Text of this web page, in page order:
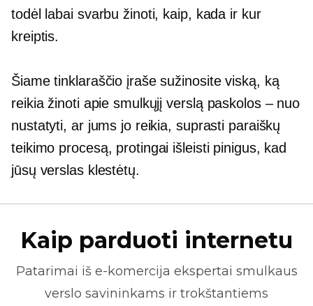
todėl labai svarbu žinoti, kaip, kada ir kur
kreiptis.
Šiame tinklaraščio įraše sužinosite viską, ką
reikia žinoti apie smulkųjį verslą paskolos – nuo
nustatyti, ar jums jo reikia, suprasti paraiškų
teikimo procesą, protingai išleisti pinigus, kad
jūsų verslas klestėtų.
Kaip parduoti internetu
Patarimai iš e-komercija ekspertai smulkaus
verslo savininkams ir trokštantiems